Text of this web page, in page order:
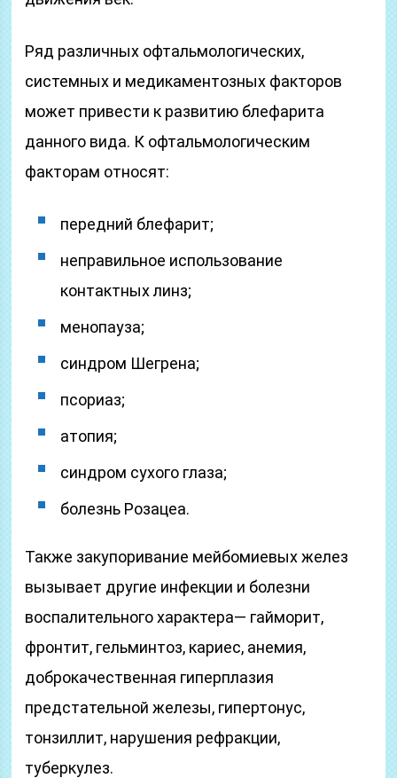
Ряд различных офтальмологических,
системных и медикаментозных факторов
может привести к развитию блефарита
данного вида. К офтальмологическим
факторам относят:
передний блефарит;
неправильное использование
контактных линз;
менопауза;
синдром Шегрена;
псориаз;
атопия;
синдром сухого глаза;
болезнь Розацеа.
Также закупоривание мейбомиевых желез
вызывает другие инфекции и болезни
воспалительного характера— гайморит,
фронтит, гельминтоз, кариес, анемия,
доброкачественная гиперплазия
предстательной железы, гипертонус,
тонзиллит, нарушения рефракции,
туберкулез.